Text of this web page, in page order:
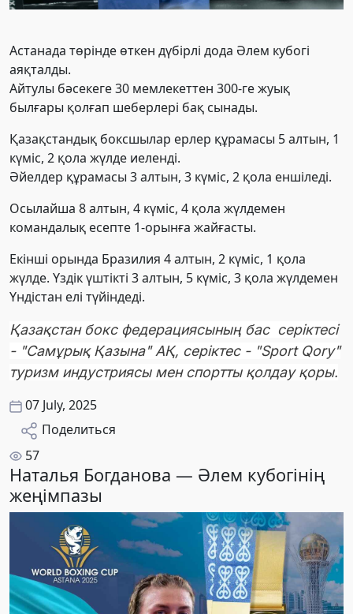
Астанада төрінде өткен дүбірлі дода Әлем кубогі
аяқталды.
Айтулы бәсекеге 30 мемлекеттен 300-ге жуық
былғары қолғап шеберлері бақ сынады.
Қазақстандық боксшылар ерлер құрамасы 5 алтын, 1
күміс, 2 қола жүлде иеленді.
Әйелдер құрамасы 3 алтын, 3 күміс, 2 қола еншіледі.
Осылайша 8 алтын, 4 күміс, 4 қола жүлдемен
командалық есепте 1-орынға жайғасты.
Екінші орында Бразилия 4 алтын, 2 күміс, 1 қола
жүлде. Үздік үштікті 3 алтын, 5 күміс, 3 қола жүлдемен
Үндістан елі түйіндеді.
Қазақстан бокс федерациясының бас серіктесі
- "Самұрық Қазына" АҚ, серіктес - "Sport Qory"
туризм индустриясы мен спортты қолдау қоры.
07 July, 2025
Поделиться
57
Наталья Богданова — Әлем кубогінің
жеңімпазы